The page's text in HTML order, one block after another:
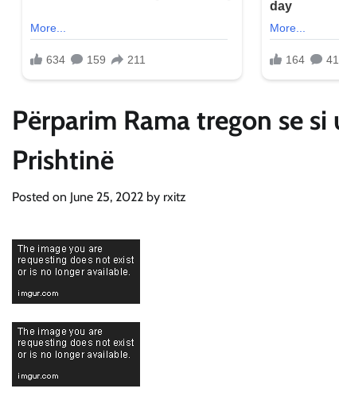
Përparim Rama tregon se
Prishtinë
Posted on June 25, 2022 by rxitz